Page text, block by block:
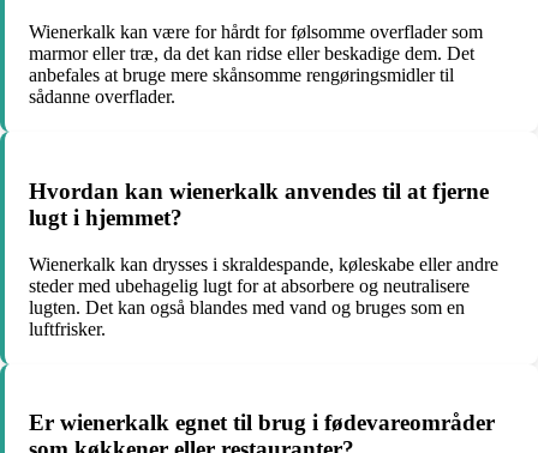
Wienerkalk kan være for hårdt for følsomme overflader som
marmor eller træ, da det kan ridse eller beskadige dem. Det
anbefales at bruge mere skånsomme rengøringsmidler til
sådanne overflader.
Hvordan kan wienerkalk anvendes til at fjerne
lugt i hjemmet?
Wienerkalk kan drysses i skraldespande, køleskabe eller andre
steder med ubehagelig lugt for at absorbere og neutralisere
lugten. Det kan også blandes med vand og bruges som en
luftfrisker.
Er wienerkalk egnet til brug i fødevareområder